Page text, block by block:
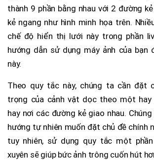
thành 9 phần bằng nhau với 2 đường
kẻ ngang như hình minh họa trên.
chế độ hiển thị lưới này trong phần
hướng dẫn sử dụng máy ảnh của bạn
này.
Theo quy tắc này, chúng ta cần đặt
trọng của cảnh vật dọc theo một hay
hay nơi các đường kẻ giao nhau.
hướng tự nhiên muốn đặt chủ đề chính
tuy nhiên, sử dụng quy tắc một
xuyên sẽ giúp bức ảnh trông cuốn hút